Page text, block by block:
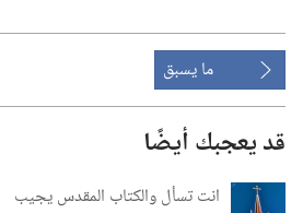
ما يسبق
قد يعجبك أيضًا
انت تسأل والكتاب المقدس يجيب